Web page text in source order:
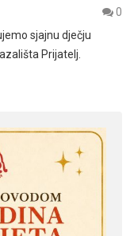
0
sjajnu dječju
Prijatelj.